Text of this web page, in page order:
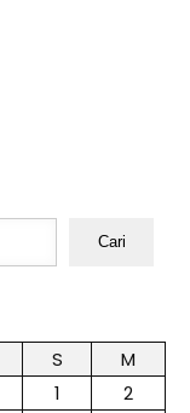
Cari
S
M
1
2